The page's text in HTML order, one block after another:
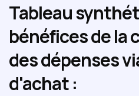
Tableau
bénéfices de la
des dépenses
d'achat :